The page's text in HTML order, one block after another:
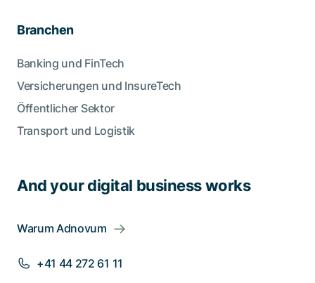
And your digital business works
Warum Adnovum
+41 44 272 61 11
Branchen
Banking und FinTech
Versicherungen und InsureTech
Öffentlicher Sektor
Transport und Logistik